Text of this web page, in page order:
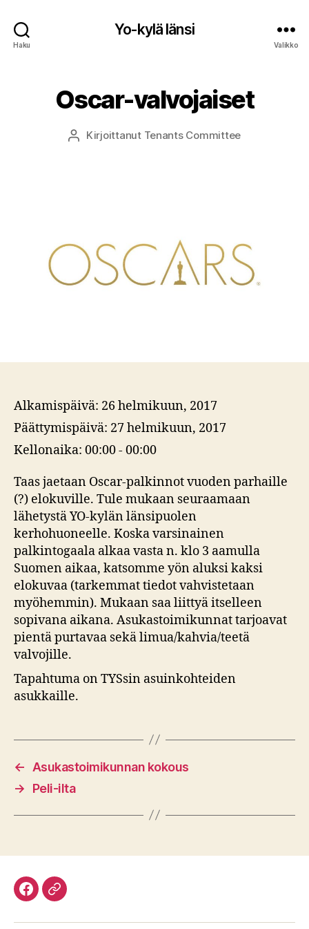
Haku
Yo-kylä länsi
Valikko
Oscar-valvojaiset
Kirjoittaja
Kirjoittanut Tenants Committee
Alkamispäivä: 26 helmikuun, 2017
Päättymispäivä: 27 helmikuun, 2017
Kellonaika: 00:00 - 00:00
Taas jaetaan Oscar-palkinnot vuoden parhaille
(?) elokuville. Tule mukaan seuraamaan
lähetystä YO-kylän länsipuolen
kerhohuoneelle. Koska varsinainen
palkintogaala alkaa vasta n. klo 3 aamulla
Suomen aikaa, katsomme yön aluksi kaksi
elokuvaa (tarkemmat tiedot vahvistetaan
myöhemmin). Mukaan saa liittyä itselleen
sopivana aikana. Asukastoimikunnat tarjoavat
pientä purtavaa sekä limua/kahvia/teetä
valvojille.
Tapahtuma on TYSsin asuinkohteiden
asukkaille.
←
Asukastoimikunnan kokous
→
Peli-ilta
Facebook
Discord